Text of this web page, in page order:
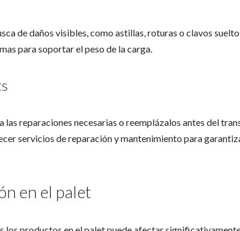
de daños visibles, como astillas, roturas o clavos
para soportar el peso de la carga.
las reparaciones necesarias o reemplázalos antes del
servicios de reparación y mantenimiento para
en el palet